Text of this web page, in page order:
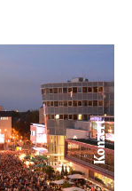
Konzert